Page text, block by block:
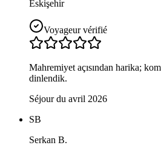
Eskişehir
Voyageur vérifié
Mahremiyet açısından harika;
dinlendik.
Séjour du avril 2026
SB
Serkan B.